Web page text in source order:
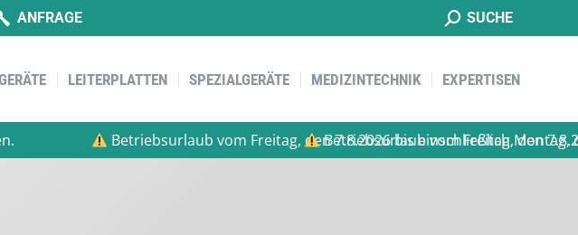
ANFRAGE Suche:
SUCHE
LEITERPLATTEN SPEZIALGERÄTE MEDIZINTECHNIK EXPERTISEN
Betriebsurlaub vom Freitag, den 7.8.2026 bis einschließlich Montag, den
Betriebsurlaub vom Freitag, den 7.8.2026
LEITERPLATTEN SPEZIALGERÄTE MEDIZINTECHNIK EXPERTISEN